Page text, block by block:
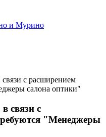
и Мурино
с расширением
салона оптики"
связи с
"Менеджеры